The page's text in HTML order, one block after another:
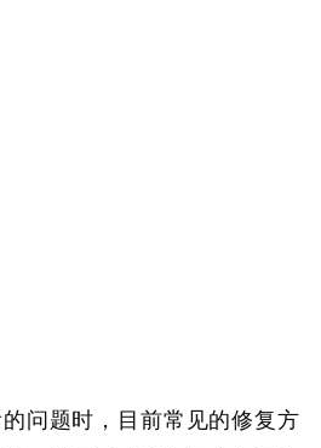
问题时，目前常见的修复方